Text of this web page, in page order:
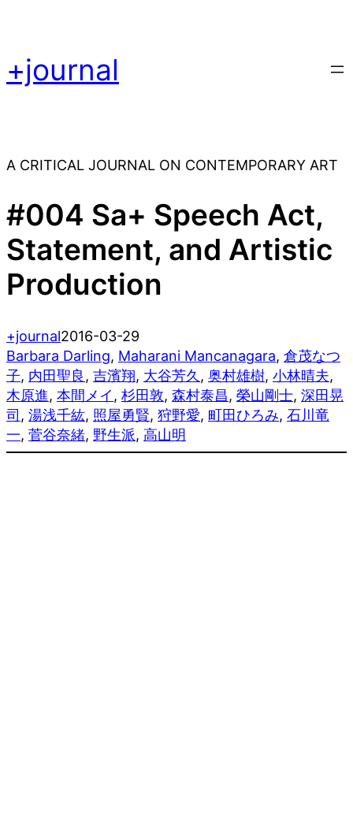
+journal
A CRITICAL JOURNAL ON CONTEMPORARY ART
#004 Sa+ Speech Act,
Statement, and Artistic
Production
+journal2016-03-29
Barbara Darling, Maharani Mancanagara, 倉茂なつ
子, 内田聖良 , 吉濱翔, 大谷芳久 , 奥村雄樹, 小林晴夫
木原進, 本間メイ , 杉田敦, 森村泰昌, 榮山剛士, 深田晃
司 , 湯浅千紘, 照屋勇賢, 狩野愛, 町田ひろみ, 石川竜
一, 菅谷奈緒, 野生派, 高山明